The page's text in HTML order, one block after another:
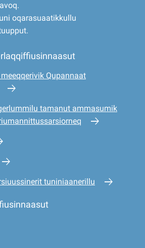
oqarasuaatikkullu
Qupannaat
tamanut ammasumik
tuniniaanerillu